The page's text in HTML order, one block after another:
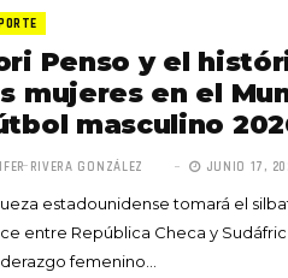
Penso y el
mujeres en el
masculino
RIVERA GONZÁLEZ JUNIO 17,
estadounidense tomará el
entre República Checa y
femenino…